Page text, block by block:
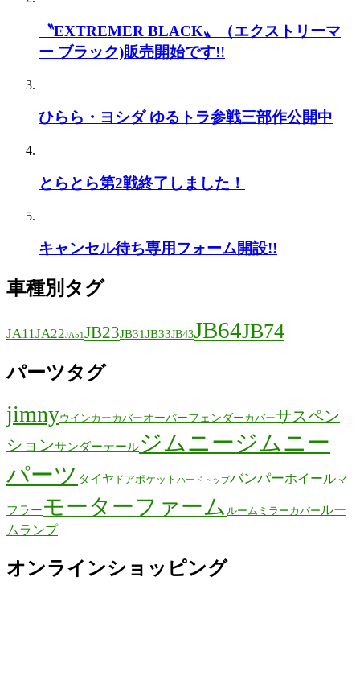
〝EXTREMER BLACK〟（エクストリーマ
ー ブラック)販売開始です!!
ひらら・ヨシダ ゆるトラ参戦三部作公開中
とらとら第2戦終了しました！
キャンセル待ち専用フォーム開設!!
車種別タグ
JA11JA22JA51 JB23JB31JB33JB43JB64JB74
パーツタグ
jimnyウインカーカバーオーバーフェンダーカバーサスペン
ションサンダーテールジムニージムニー
パーツ タイヤ ドアポケット ハードトップバンパーホイールマ
フラーモーターファーム ルームミラーカバー ルー
ムランプ
オンラインショッピング